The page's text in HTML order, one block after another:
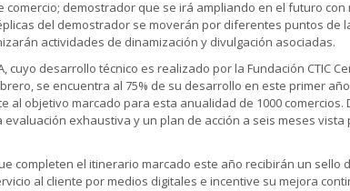
comercio; demostrador que se irá ampliando en el futuro
del demostrador se moverán por diferentes puntos de
actividades de dinamización y divulgación asociadas.
cuyo desarrollo técnico es realizado por la Fundación CTIC
se encuentra al 75% de su desarrollo en este primer
al objetivo marcado para esta anualidad de 1000
evaluación exhaustiva y un plan de acción a seis meses
completen el itinerario marcado este año recibirán un
al cliente por medios digitales e incentive su mejora